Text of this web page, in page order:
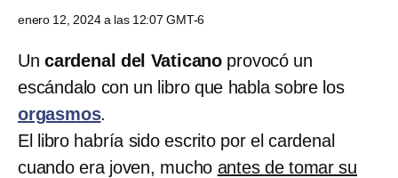
enero 12, 2024 a las 12:07 GMT-6
Un cardenal del Vaticano provocó un
escándalo con un libro que habla sobre los
orgasmos.
El libro habría sido escrito por el cardenal
cuando era joven, mucho antes de tomar su